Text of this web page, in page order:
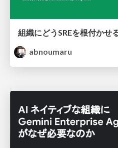
組織にどうSREを根付かせ
abnoumaru